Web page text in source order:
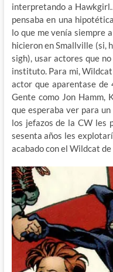
interpretando a
pensaba en una
lo que me venía siempre
hicieron en Smallville (si,
sigh), usar actores que
instituto. Para mi,
actor que aparentase de
Gente como Jon Hamm,
que esperaba ver para
los jefazos de la CW les
sesenta años les
acabado con el Wildcat de